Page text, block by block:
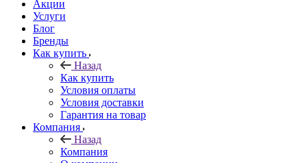
Акции
Услуги
Блог
Бренды
Как купить
Назад
Как купить
Условия оплаты
Условия доставки
Гарантия на товар
Компания
Назад
Компания